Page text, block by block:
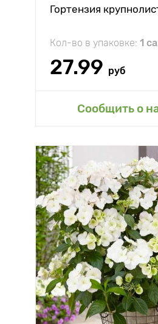
Гортензия
Кол-во в упаковке: 1
27.99 руб
Сообщить о